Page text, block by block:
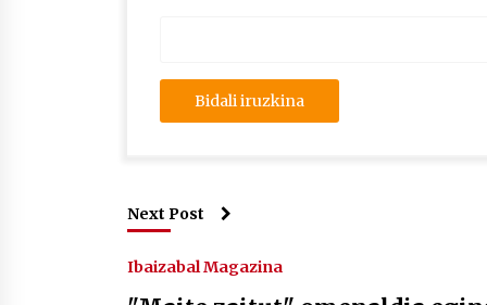
Next Post
Ibaizabal Magazina